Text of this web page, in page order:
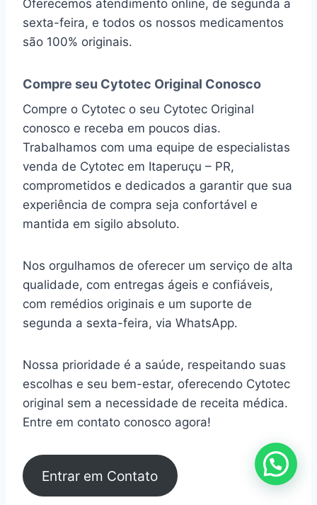
Oferecemos atendimento online, de segunda a
sexta-feira, e todos os nossos medicamentos
são 100% originais.
Compre seu Cytotec Original Conosco
Compre o Cytotec o seu Cytotec Original
conosco e receba em poucos dias.
Trabalhamos com uma equipe de especialistas
venda de Cytotec em Itaperuçu – PR,
comprometidos e dedicados a garantir que sua
experiência de compra seja confortável e
mantida em sigilo absoluto.
Nos orgulhamos de oferecer um serviço de alta
qualidade, com entregas ágeis e confiáveis,
com remédios originais e um suporte de
segunda a sexta-feira, via WhatsApp.
Nossa prioridade é a saúde, respeitando suas
escolhas e seu bem-estar, oferecendo Cytotec
original sem a necessidade de receita médica.
Entre em contato conosco agora!
Entrar em Contato